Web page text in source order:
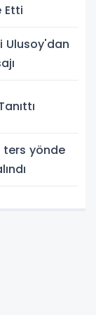
Etti
Ulusoy'dan
yönde